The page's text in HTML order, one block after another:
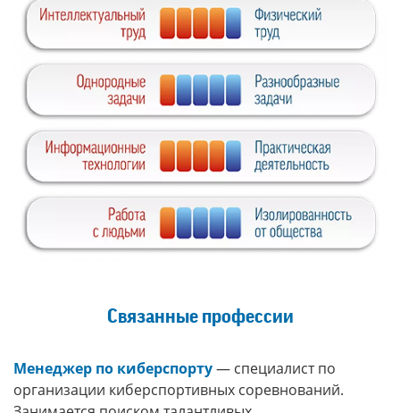
Связанные профессии
Менеджер по киберспорту— специалист по
организации киберспортивных соревнований.